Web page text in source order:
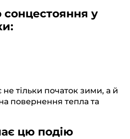
у
тільки початок зими, а й
повернення тепла та
цю подію